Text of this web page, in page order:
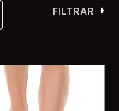
FILTRAR